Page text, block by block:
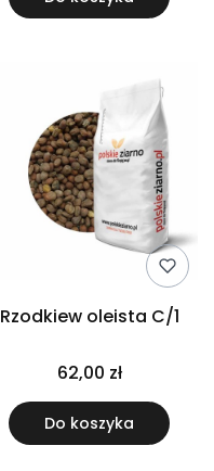
Rzodkiew oleista C/1
62,00 zł
Do koszyka